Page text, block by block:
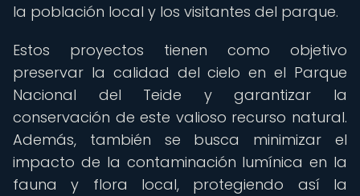
la población local y los visitantes del parque.
Estos proyectos tienen como objetivo
preservar la calidad del cielo en el Parque
Nacional del Teide y garantizar la
conservación de este valioso recurso natural.
Además, también se busca minimizar el
impacto de la contaminación lumínica en la
fauna y flora local, protegiendo así la